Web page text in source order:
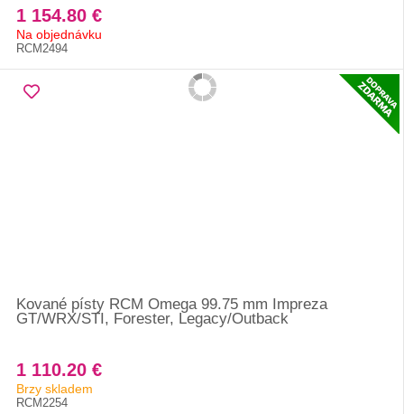
1 154.80 €
Na objednávku
RCM2494
Kované písty RCM Omega 99.75 mm Impreza
GT/WRX/STI, Forester, Legacy/Outback
1 110.20 €
Brzy skladem
RCM2254